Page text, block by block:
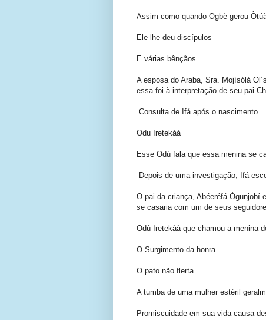
Assim como quando Ogbè gerou
Ele lhe deu discípulos
E várias bênçãos
A esposa do Araba, Sra. Mojísólá
essa foi à interpretação de seu pai
Consulta de Ifá após o nascimento.
Odu Iretekàà
Esse Odù fala que essa menina se
Depois de uma investigação, Ifá
O pai da criança, Abéeréfá Ògunjobí
se casaria com um de seus
Odù Iretekàà que chamou a menina
O Surgimento da honra
O pato não flerta
A tumba de uma mulher estéril
Promiscuidade em sua vida causa